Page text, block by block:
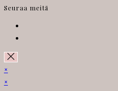
Seuraa meitä
×
×